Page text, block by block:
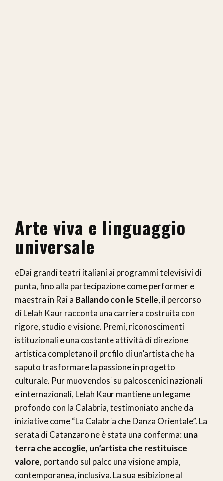
Arte viva e linguaggio
universale
eDai grandi teatri italiani ai programmi televisivi di
punta, fino alla partecipazione come performer e
maestra in Rai a Ballando con le Stelle, il percorso
di Lelah Kaur racconta una carriera costruita con
rigore, studio e visione. Premi, riconoscimenti
istituzionali e una costante attività di direzione
artistica completano il profilo di un’artista che ha
saputo trasformare la passione in progetto
culturale. Pur muovendosi su palcoscenici nazionali
e internazionali, Lelah Kaur mantiene un legame
profondo con la Calabria, testimoniato anche da
iniziative come “La Calabria che Danza Orientale”. La
serata di Catanzaro ne è stata una conferma: una
terra che accoglie, un’artista che restituisce
valore, portando sul palco una visione ampia,
contemporanea, inclusiva. La sua esibizione al